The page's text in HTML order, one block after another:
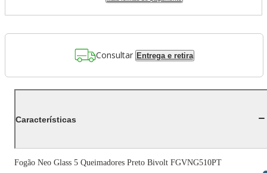
Consultar Entrega e retira
Características
Fogão Neo Glass 5 Queimadores Preto Bivolt FGVNG510PT